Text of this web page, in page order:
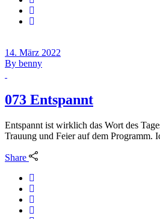
14. März 2022
By benny
073 Entspannt
Entspannt ist wirklich das Wort des
Trauung und Feier auf dem
Share